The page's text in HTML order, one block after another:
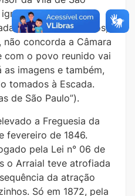
as “imagens e
junto com 46 índios,
concorda a Câmara
com o povo reunido vai
imagens e também,
tomados à Escada.
de São Paulo”).
a Freguesia da
fevereiro de 1846.
pela Lei n° 06 de
o Arraial teve atrofiada
da atração
Só em 1872, pela